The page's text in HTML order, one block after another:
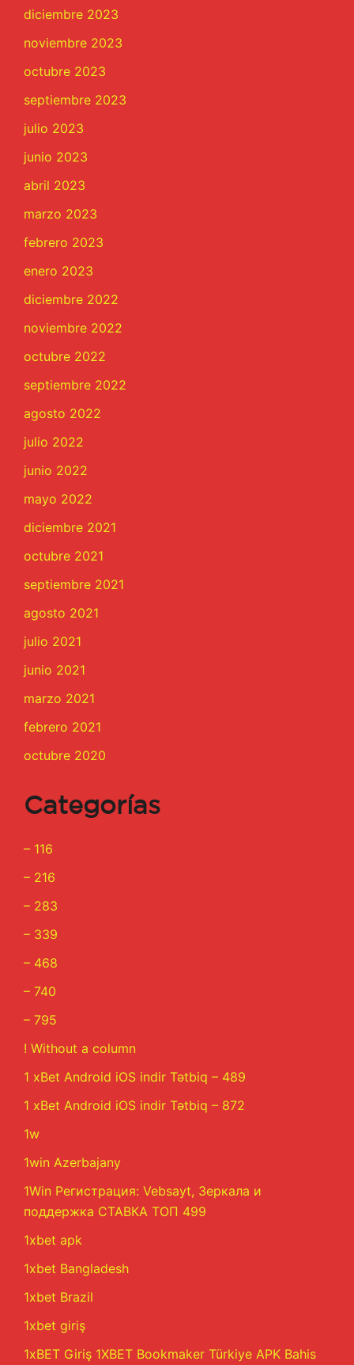
diciembre 2023
noviembre 2023
octubre 2023
septiembre 2023
julio 2023
junio 2023
abril 2023
marzo 2023
febrero 2023
enero 2023
diciembre 2022
noviembre 2022
octubre 2022
septiembre 2022
agosto 2022
julio 2022
junio 2022
mayo 2022
diciembre 2021
octubre 2021
septiembre 2021
agosto 2021
julio 2021
junio 2021
marzo 2021
febrero 2021
octubre 2020
Categorías
– 116
– 216
– 283
– 339
– 468
– 740
– 795
! Without a column
1 xBet Android iOS indir Tətbiq – 489
1 xBet Android iOS indir Tətbiq – 872
1w
1win Azerbajany
1Win Регистрация: Vebsayt, Зеркала и
поддержка СТАВКА ТОП 499
1xbet apk
1xbet Bangladesh
1xbet Brazil
1xbet giriş
1xBET Giriş 1XBET Bookmaker Türkiye APK Bahis